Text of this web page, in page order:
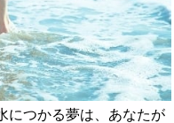
につかる夢は、あなたが